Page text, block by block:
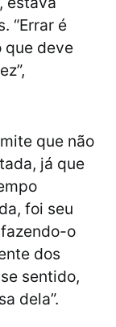
“Errar é
que deve
que não
já que
foi seu
o
dos
sentido,
dela”.